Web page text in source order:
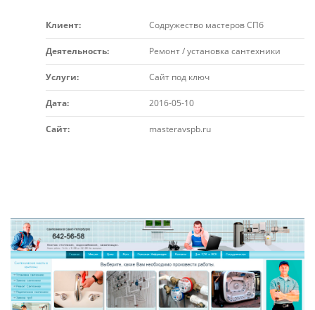
Клиент: Содружество мастеров СПб
Деятельность: Ремонт / установка сантехники
Услуги: Сайт под ключ
Дата: 2016-05-10
Сайт: masteravspb.ru